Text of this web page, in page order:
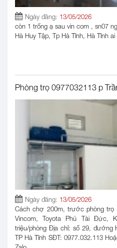
Ngày đăng: 13/05/2026
còn 1 trống ạ sau vin com , sn07
Hà Huy Tập, Tp Hà Tĩnh, Hà Tĩnh
Phòng trọ 0977032113 p
Ngày đăng: 13/05/2026
Cách chợ 200m, trước phòng trọ
Vincom, Toyota Phú Tài Đức,
triệu/phòng Địa chỉ: số 29, đường
TP Hà Tĩnh SĐT: 0977.032.113